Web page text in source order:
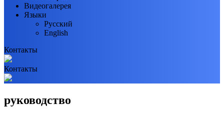
Видеогалерея
Языки
Русский
English
Контакты
Контакты
руководство